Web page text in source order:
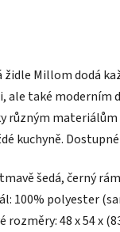
židle Millom dodá
také moderním
různým
kuchyně.
šedá, černý
100% polyester
rozměry: 48 x 54 x